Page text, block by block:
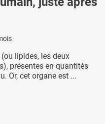
lipides, les deux
présentes en quantités
Or, cet organe est ...